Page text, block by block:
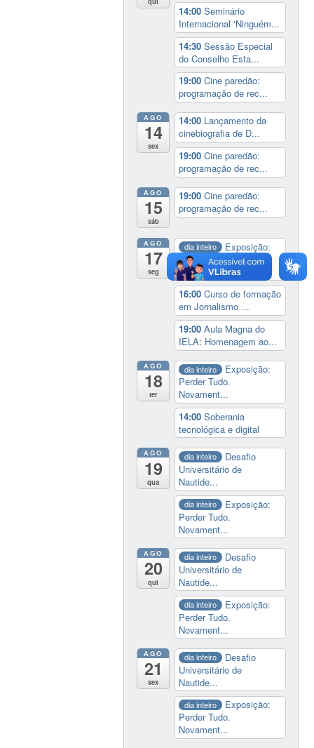
14:00Seminário
Internacional ‘Ninguém...
14:30Sessão Especial
do Conselho Esta...
19:00Cine paredão:
programação de rec...
AGO
14
sex
14:00 Lançamento da
cinebiografia de D...
19:00Cine paredão:
programação de rec...
AGO
15
sáb
19:00Cine paredão:
programação de rec...
AGO
17
seg
dia inteiro
Exposição:
Perder Tudo.
Novament...
16:00Curso de formação
em Jornalismo ...
19:00Aula Magna do
IELA: Homenagem ao...
AGO
18
ter
dia inteiro
Exposição:
Perder Tudo.
Novament...
14:00Soberania
tecnológica e digital
AGO
19
qua
dia inteiro
Desafio
Universitário de
Nautide...
dia inteiro
Exposição:
Perder Tudo.
Novament...
AGO
20
qui
dia inteiro
Desafio
Universitário de
Nautide...
dia inteiro
Exposição:
Perder Tudo.
Novament...
AGO
21
sex
dia inteiro
Desafio
Universitário de
Nautide...
dia inteiro
Exposição:
Perder Tudo.
Novament...